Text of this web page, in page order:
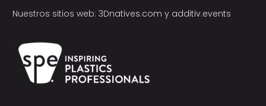
Nuestros sitios web: 3Dnatives.com y additiv.events